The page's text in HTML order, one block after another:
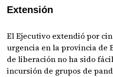
Extensión
El Ejecutivo extendió por
urgencia en la provincia de
de liberación no ha sido
incursión de grupos de